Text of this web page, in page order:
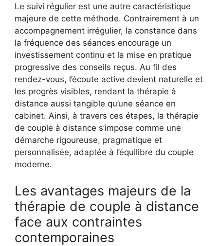
Le suivi régulier est une autre caractéristique
majeure de cette méthode. Contrairement à un
accompagnement irrégulier, la constance dans
la fréquence des séances encourage un
investissement continu et la mise en pratique
progressive des conseils reçus. Au fil des
rendez-vous, l’écoute active devient naturelle et
les progrès visibles, rendant la thérapie à
distance aussi tangible qu’une séance en
cabinet. Ainsi, à travers ces étapes, la thérapie
de couple à distance s’impose comme une
démarche rigoureuse, pragmatique et
personnalisée, adaptée à l’équilibre du couple
moderne.
Les avantages majeurs de la
thérapie de couple à distance
face aux contraintes
contemporaines